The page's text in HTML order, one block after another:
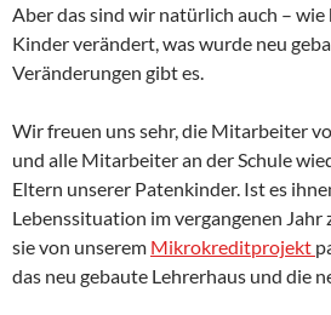
Aber das sind wir natürlich auch – wie
Kinder verändert, was wurde neu
Veränderungen gibt es.
Wir freuen uns sehr, die Mitarbeiter
und alle Mitarbeiter an der Schule
Eltern unserer Patenkinder. Ist es
Lebenssituation im vergangenen Jahr
sie von unserem Mikrokreditprojekt
das neu gebaute Lehrerhaus und die